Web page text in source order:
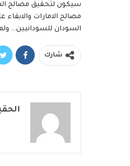
سيكون لتحقيق مصالح
مصالح الامارات
‏السودان للسودانيين…
شارك